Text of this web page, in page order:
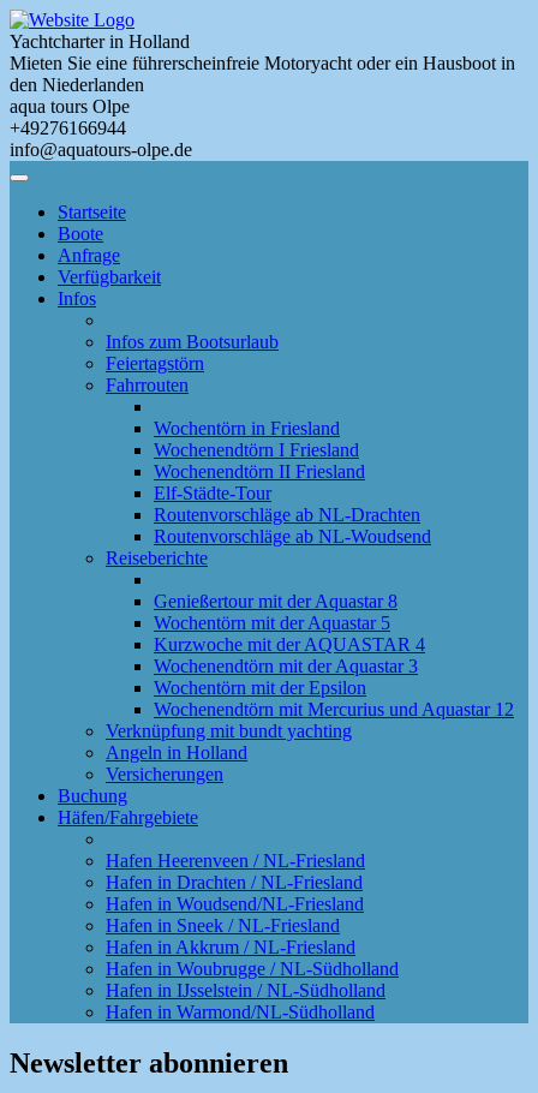
Skip
to
main
content
Yachtcharter in Holland
Mieten Sie eine führerscheinfreie Motoryacht oder ein Hausboot in
den Niederlanden
aqua tours Olpe
+49276166944
info@aquatours-olpe.de
Toggle
Startseite
Boote
Anfrage
Verfügbarkeit
Infos
Infos zum Bootsurlaub
Feiertagstörn
Fahrrouten
Wochentörn in Friesland
Wochenendtörn I Friesland
Wochenendtörn II Friesland
Elf-Städte-Tour
Routenvorschläge ab NL-Drachten
Routenvorschläge ab NL-Woudsend
Reiseberichte
Genießertour mit der Aquastar 8
Wochentörn mit der Aquastar 5
Kurzwoche mit der AQUASTAR 4
Wochenendtörn mit der Aquastar 3
Wochentörn mit der Epsilon
Wochenendtörn mit Mercurius und Aquastar 12
Verknüpfung mit bundt yachting
Angeln in Holland
Versicherungen
Buchung
Häfen/Fahrgebiete
Hafen Heerenveen / NL-Friesland
Hafen in Drachten / NL-Friesland
Hafen in Woudsend/NL-Friesland
Hafen in Sneek / NL-Friesland
Hafen in Akkrum / NL-Friesland
Hafen in Woubrugge / NL-Südholland
Hafen in IJsselstein / NL-Südholland
Hafen in Warmond/NL-Südholland
Newsletter abonnieren